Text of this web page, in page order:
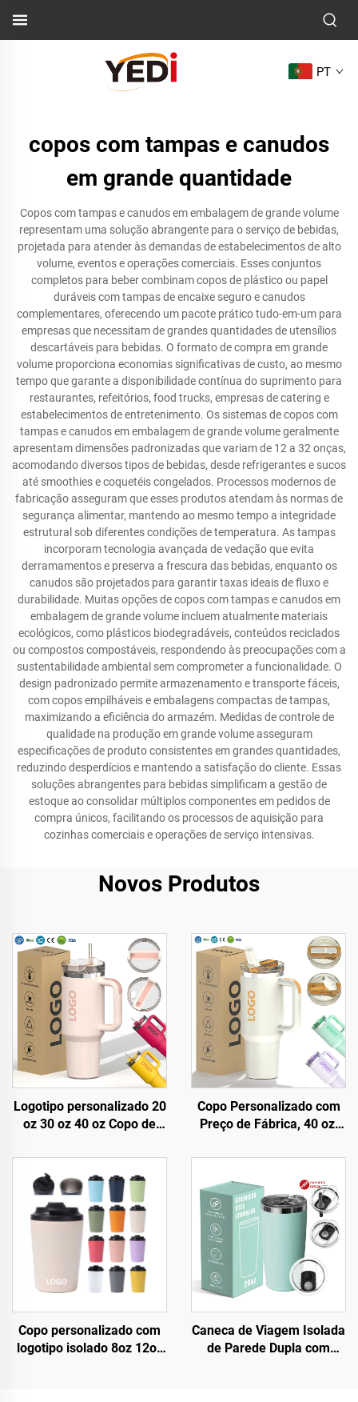
PT
copos com tampas e canudos
em grande quantidade
Copos com tampas e canudos em embalagem de grande volume
representam uma solução abrangente para o serviço de bebidas,
projetada para atender às demandas de estabelecimentos de alto
volume, eventos e operações comerciais. Esses conjuntos
completos para beber combinam copos de plástico ou papel
duráveis com tampas de encaixe seguro e canudos
complementares, oferecendo um pacote prático tudo-em-um para
empresas que necessitam de grandes quantidades de utensílios
descartáveis para bebidas. O formato de compra em grande
volume proporciona economias significativas de custo, ao mesmo
tempo que garante a disponibilidade contínua do suprimento para
restaurantes, refeitórios, food trucks, empresas de catering e
estabelecimentos de entretenimento. Os sistemas de copos com
tampas e canudos em embalagem de grande volume geralmente
apresentam dimensões padronizadas que variam de 12 a 32 onças,
acomodando diversos tipos de bebidas, desde refrigerantes e sucos
até smoothies e coquetéis congelados. Processos modernos de
fabricação asseguram que esses produtos atendam às normas de
segurança alimentar, mantendo ao mesmo tempo a integridade
estrutural sob diferentes condições de temperatura. As tampas
incorporam tecnologia avançada de vedação que evita
derramamentos e preserva a frescura das bebidas, enquanto os
canudos são projetados para garantir taxas ideais de fluxo e
durabilidade. Muitas opções de copos com tampas e canudos em
embalagem de grande volume incluem atualmente materiais
ecológicos, como plásticos biodegradáveis, conteúdos reciclados
ou compostos compostáveis, respondendo às preocupações com a
sustentabilidade ambiental sem comprometer a funcionalidade. O
design padronizado permite armazenamento e transporte fáceis,
com copos empilháveis e embalagens compactas de tampas,
maximizando a eficiência do armazém. Medidas de controle de
qualidade na produção em grande volume asseguram
especificações de produto consistentes em grandes quantidades,
reduzindo desperdícios e mantendo a satisfação do cliente. Essas
soluções abrangentes para bebidas simplificam a gestão de
estoque ao consolidar múltiplos componentes em pedidos de
compra únicos, facilitando os processos de aquisição para
cozinhas comerciais e operações de serviço intensivas.
Novos Produtos
Logotipo personalizado 20
oz 30 oz 40 oz Copo de
Inoxidável, Dupla Parede,
a Vácuo, 20oz 30oz 40oz
Copo com Alça
Copo Personalizado com
Preço de Fábrica, 40 oz,
Aço Inoxidável, Dupla
Parede, Copo Térmico de
Viagem com Alça e Tampa
com Canudo
Copo personalizado com
logotipo isolado 8oz 12oz
Caneca de Viagem Isolada
de Parede Dupla com